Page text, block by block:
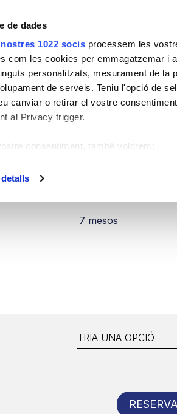
de dades
1022 socis processem les
com les cookies per emmagatzemar i
personalitzats, mesurament de la
de serveis. Teniu l'opció de
canviar o retirar el vostre
al Privacy trigger.
consentiment, també voldrem:
informació de com es processen les
. Podeu canviar o retirar el
També compartim la informació sobre
els hàgiu proporcionat o hagin
a Juny 2027
en
Cirurgia Mucogingival en Periodòncia
7 mesos